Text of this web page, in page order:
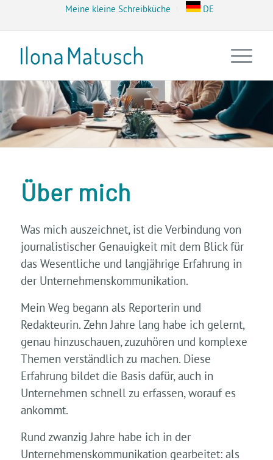
Meine kleine Schreibküche DE
Über mich
Was mich auszeichnet, ist die Verbindung von
journalistischer Genauigkeit mit dem Blick für
das Wesentliche und langjährige Erfahrung in
der Unternehmenskommunikation.
Mein Weg begann als Reporterin und
Redakteurin. Zehn Jahre lang habe ich gelernt,
genau hinzuschauen, zuzuhören und komplexe
Themen verständlich zu machen. Diese
Erfahrung bildet die Basis dafür, auch in
Unternehmen schnell zu erfassen, worauf es
ankommt.
Rund zwanzig Jahre habe ich in der
Unternehmenskommunikation gearbeitet: als